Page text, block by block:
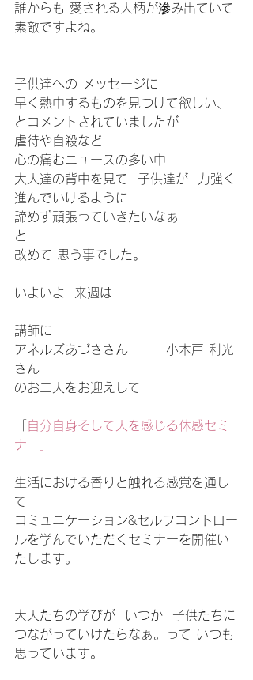
誰からも 愛される人柄が滲み出ていて
素敵ですよね。
子供達への メッセージに
早く熱中するものを見つけて欲しい、
とコメントされていましたが
虐待や自殺など
心の痛むニュースの多い中
大人達の背中を見て  子供達が  力強く
進んでいけるように
諦めず頑張っていきたいなぁ
と
改めて 思う事でした。
いよいよ  来週は
講師に
アネルズあづささん        小木戸 利光
さん
のお二人をお迎えして
自分自身そして人を感じる体感セミ
ナー」
生活における香りと触れる感覚を通し
て
コミュニケーション&セルフコントロー
ルを学んでいただくセミナーを開催い
たします。
大人たちの学びが  いつか  子供たちに
つながっていけたらなぁ。って いつも
思っています。